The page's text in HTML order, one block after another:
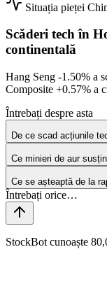
Situația pieței
Scăderi tech în
continentală
Hang Seng -1.50% a
Composite +0.57% a
Întrebați despre asta
De ce scad acțiunile
Ce minieri de aur
Ce se așteaptă de la
StockBot cunoaște